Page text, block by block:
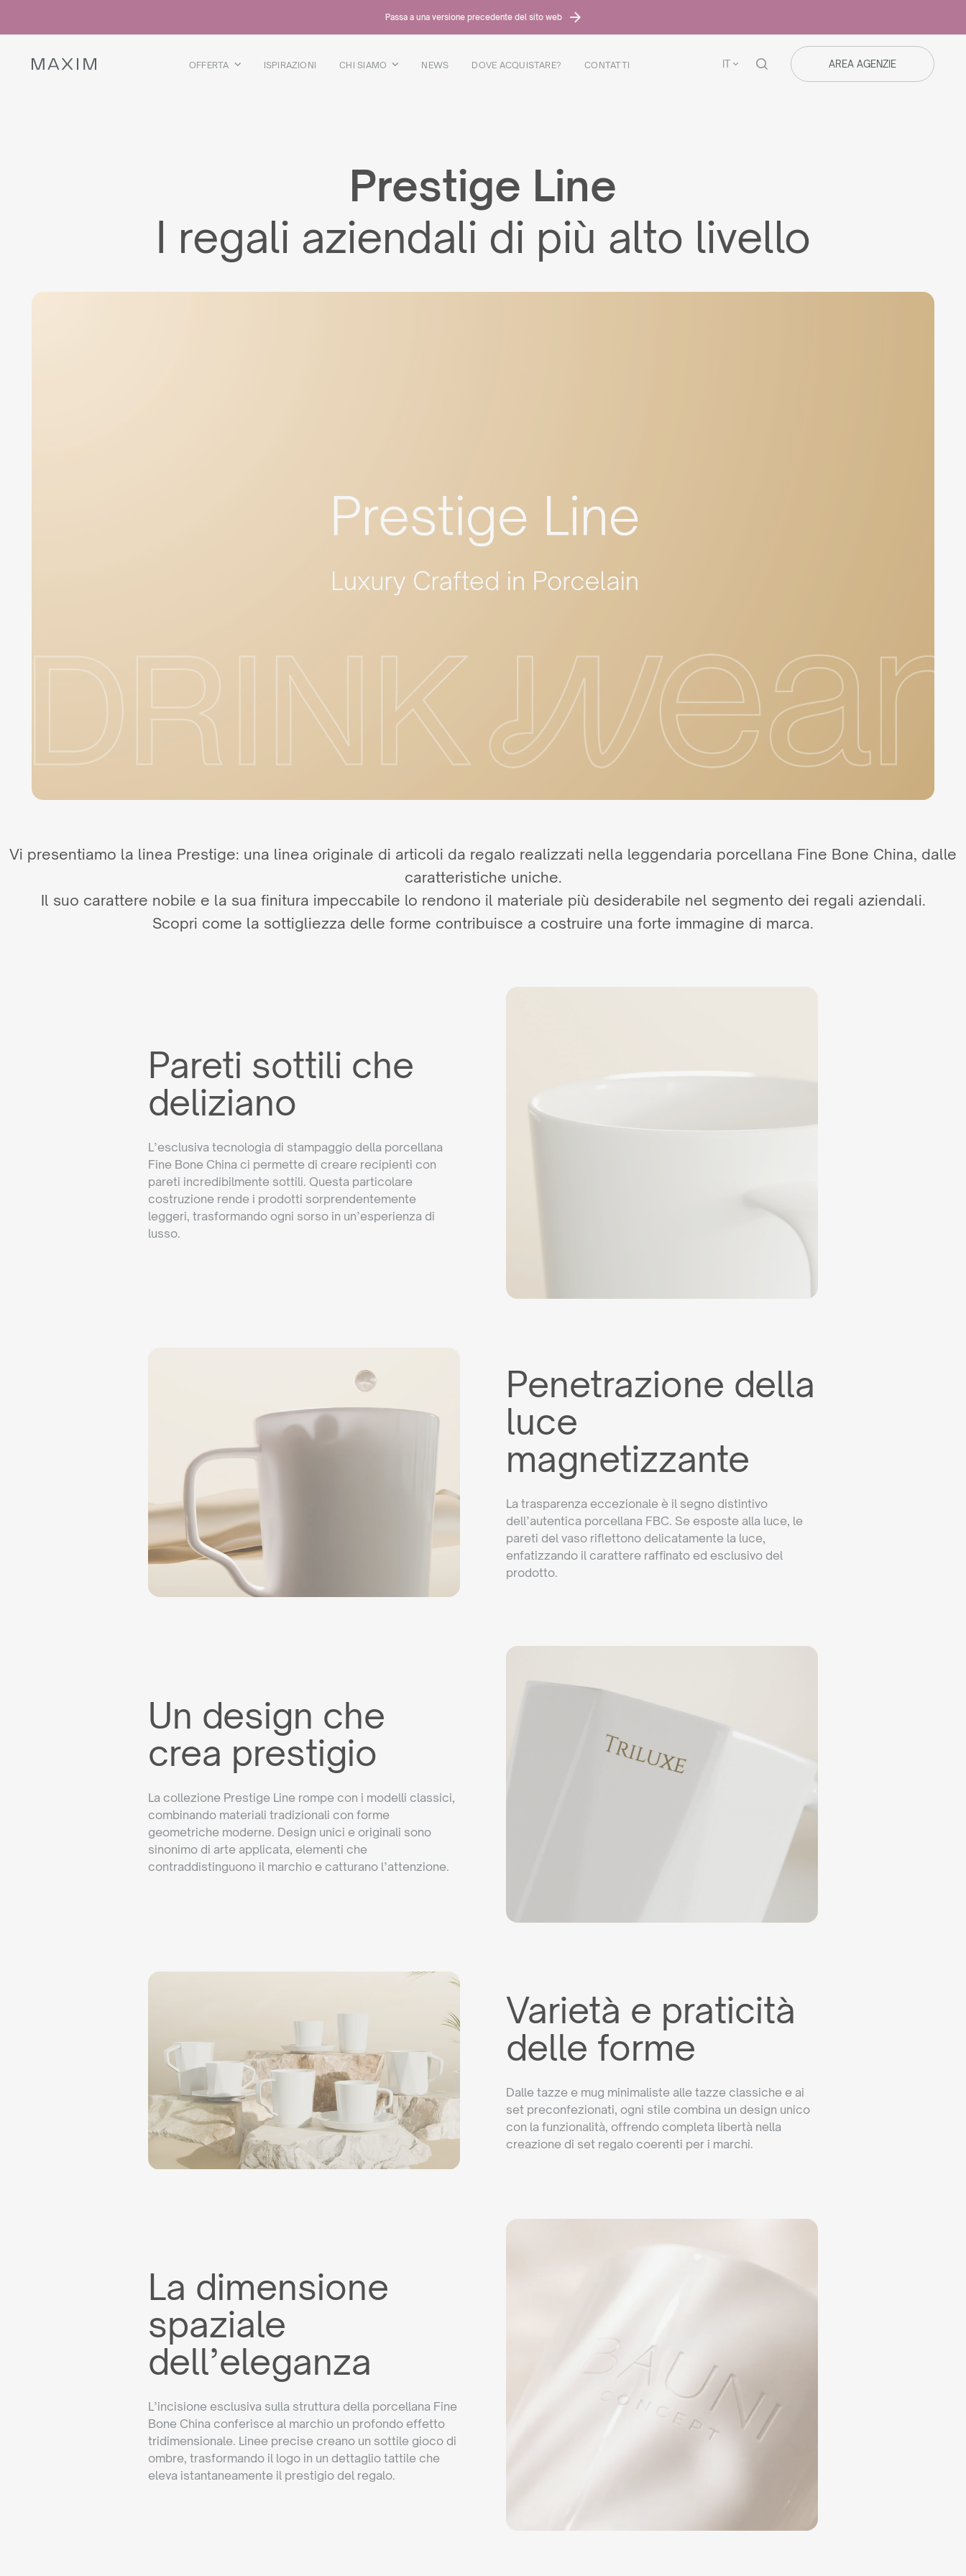
Passa a una versione precedente del sito web
OFFERTA ISPIRAZIONI CHI SIAMO NEWS DOVE ACQUISTARE? CONTATTI IT AREA AGENZIE
Bicchieri da liquore
Teiera termica
PRESTIGE LINE
Prestige Line
I regali aziendali di più alto livello
Vi presentiamo la linea Prestige: una linea originale di articoli da regalo realizzati nella leggendaria porcellana Fine Bone China, dalle
caratteristiche uniche.
Il suo carattere nobile e la sua finitura impeccabile lo rendono il materiale più desiderabile nel segmento dei regali aziendali.
Scopri come la sottigliezza delle forme contribuisce a costruire una forte immagine di marca.
Pareti sottili che
deliziano
L’esclusiva tecnologia di stampaggio della porcellana
Fine Bone China ci permette di creare recipienti con
pareti incredibilmente sottili. Questa particolare
costruzione rende i prodotti sorprendentemente
leggeri, trasformando ogni sorso in un’esperienza di
lusso.
Penetrazione della
luce
magnetizzante
La trasparenza eccezionale è il segno distintivo
dell’autentica porcellana FBC. Se esposte alla luce, le
pareti del vaso riflettono delicatamente la luce,
enfatizzando il carattere raffinato ed esclusivo del
prodotto.
Un design che
crea prestigio
La collezione Prestige Line rompe con i modelli classici,
combinando materiali tradizionali con forme
geometriche moderne. Design unici e originali sono
sinonimo di arte applicata, elementi che
contraddistinguono il marchio e catturano l’attenzione.
Varietà e praticità
delle forme
Dalle tazze e mug minimaliste alle tazze classiche e ai
set preconfezionati, ogni stile combina un design unico
con la funzionalità, offrendo completa libertà nella
creazione di set regalo coerenti per i marchi.
La dimensione
spaziale
dell’eleganza
L’incisione esclusiva sulla struttura della porcellana Fine
Bone China conferisce al marchio un profondo effetto
tridimensionale. Linee precise creano un sottile gioco di
ombre, trasformando il logo in un dettaglio tattile che
eleva istantaneamente il prestigio del regalo.